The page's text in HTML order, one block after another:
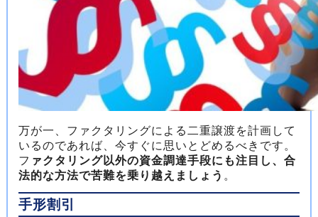
万が一、ファクタリングによる二重譲渡を計画して
いるのであれば、今すぐに思いとどめるべきです。
フ ァクタリング以外の資金調達手段にも注目し、合
法的な方法で苦難を乗り越えましょう 。
手形割引